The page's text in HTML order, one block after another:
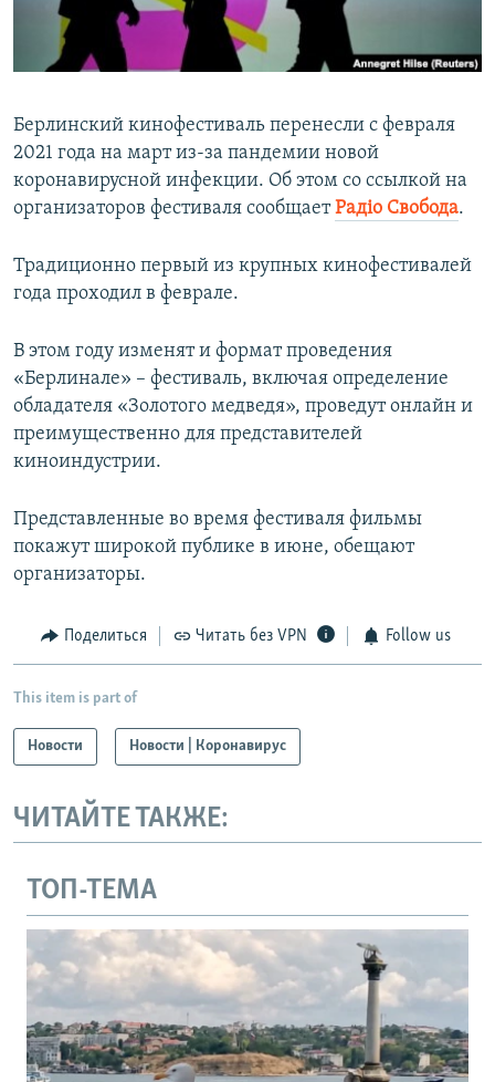
ПОБЕДИТЕЛЕЙ НЕ СУДЯТ?
КРЫМ.НЕПОКОРЕННЫЙ
УКРАИНСКАЯ ПРОБЛЕМА КРЫМА
ПРИСОЕДИНЯЙТЕСЬ!
Все сайты RFE/RL
Берлинский кинофестиваль перенесли с февраля
2021 года на март из-за пандемии новой
коронавирусной инфекции. Об этом со ссылкой на
организаторов фестиваля сообщаетРадіо Свобода.
Традиционно первый из крупных кинофестивалей
года проходил в феврале.
В этом году изменят и формат проведения
«Берлинале» – фестиваль, включая определение
обладателя «Золотого медведя», проведут онлайн и
преимущественно для представителей
киноиндустрии.
Представленные во время фестиваля фильмы
покажут широкой публике в июне, обещают
организаторы.
Поделиться Читать без VPN Follow us
This item is part of
Новости Новости | Коронавирус
ЧИТАЙТЕ ТАКЖЕ:
ТОП-ТЕМА